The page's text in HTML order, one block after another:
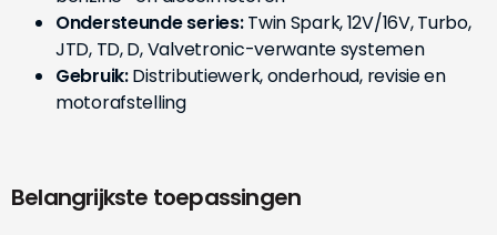
Ondersteunde series:Twin Spark, 12V/16V, Turbo,
JTD, TD, D, Valvetronic-verwante systemen
Gebruik:Distributiewerk, onderhoud, revisie en
motorafstelling
Belangrijkste toepassingen